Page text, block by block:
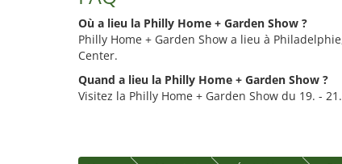
Où a lieu la Philly Home + Garden Show ?
Philly Home + Garden Show a lieu à
Center.
Quand a lieu la Philly Home + Garden Show ?
Visitez la Philly Home + Garden Show du 19. -